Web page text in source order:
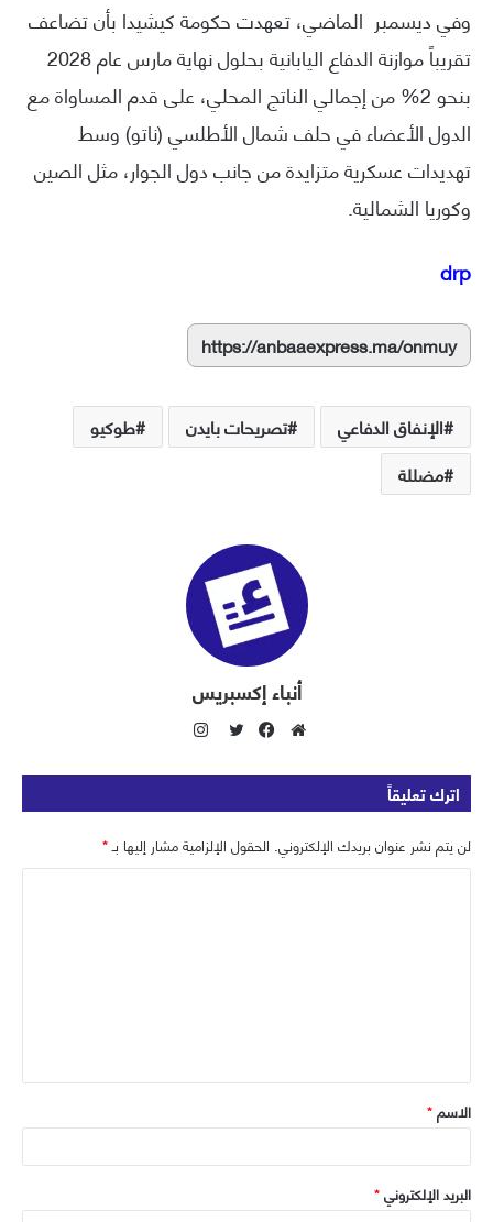
وفي ديسمبر الماضي، تعهدت حكومة كيشيدا بأن تضاعف
تقريباً موازنة الدفاع اليابانية بحلول نهاية مارس عام 2028
بنحو 2% من إجمالي الناتج المحلي، على قدم المساواة مع
الدول الأعضاء في حلف شمال الأطلسي (ناتو) وسط
تهديدات عسكرية متزايدة من جانب دول الجوار، مثل الصين
وكوريا الشمالية.
drp
https://anbaaexpress.ma/onmuy
الإنفاق الدفاعي تصريحات بايدن
طوكيو
مضللة
أنباء إكسبريس
و
ق
ع
ا
ي
س
و
و
ي
ر
س
ت
ق
ر
اترك تعليقاً
لن يتم نشر عنوان بريدك الإلكتروني. الحقول الإلزامية مشار إليها بـ*
ق
*
الاسم*
البريد الإلكتروني*